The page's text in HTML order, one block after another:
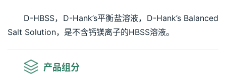
D-HBSS，D-Hank’s平衡盐溶液，D-Hank’s Balanced
Salt Solution，是不含钙镁离子的HBSS溶液。
产品组分